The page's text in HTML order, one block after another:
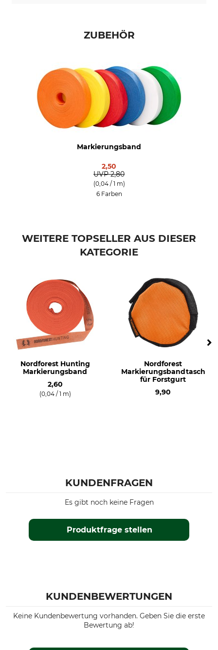
ZUBEHÖR
Markierungsband
2,50
UVP 2,80
(0,04 / 1 m)
6 Farben
WEITERE TOPSELLER AUS DIESER
KATEGORIE
Nordforest Hunting
Markierungsband
2,60
(0,04 / 1 m)
Nordforest
Markierungsbandtasche
für Forstgurt
9,90
KUNDENFRAGEN
Produktfrage stellen
Es gibt noch keine Fragen
KUNDENBEWERTUNGEN
Keine Kundenbewertung vorhanden. Geben Sie die erste
Bewertung ab!